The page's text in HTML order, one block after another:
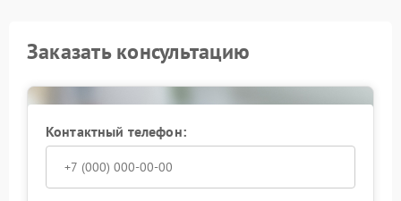
Заказать консультацию
Контактный телефон: